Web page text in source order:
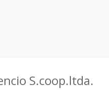
S.coop.ltda.